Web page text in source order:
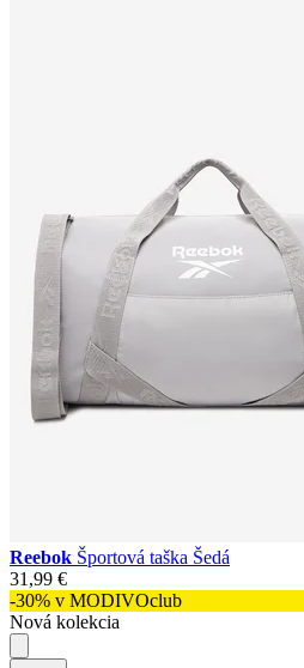
Reebok Športová taška Šedá
31,99 €
-30% v MODIVOclub
Nová kolekcia